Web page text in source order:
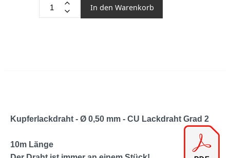
In den Warenkorb
Kupferlackdraht - Ø 0,50 mm - CU Lackdraht Grad 2
10m Länge